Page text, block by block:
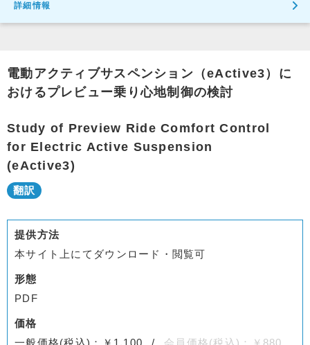
詳細情報
電動アクティブサスペンション（eActive3）に
おけるプレビュー乗り心地制御の検討
Study of Preview Ride Comfort Control
for Electric Active Suspension
(eActive3)
提供方法
本サイト上にてダウンロード・閲覧可
形態
PDF
価格
一般価格(税込)：￥1,100
会員価格(税込)：￥880